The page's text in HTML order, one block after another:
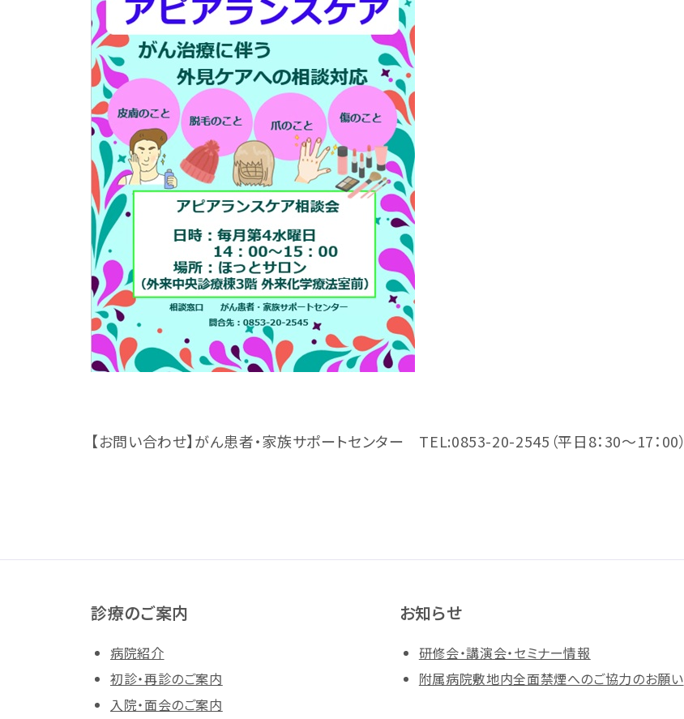
【お問い合わせ】がん患者・家族サポートセンター TEL:0853-20-2545（平日8：30～17：00）
診療のご案内
病院紹介
初診・再診のご案内
入院・面会のご案内
お知らせ
研修会・講演会・セミナー情報
附属病院敷地内全面禁煙へのご協力のお願い